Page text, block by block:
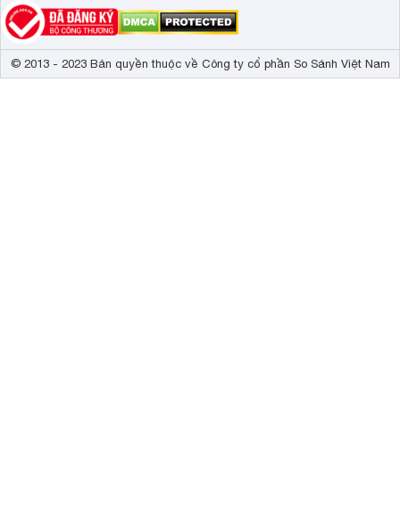
© 2013 - 2023 Bản quyền thuộc về Công ty cổ phần So Sánh Việt Nam